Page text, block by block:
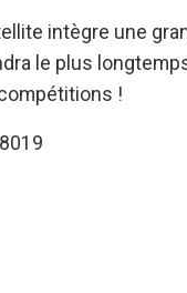
intègre une
le plus
!